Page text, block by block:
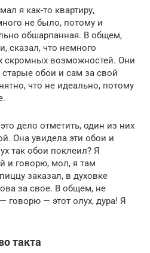
я как-то квартиру,
не было, потому и
обшарпанная. В общем,
сказал, что немного
скромных возможностей. Они
обои и сам за свой
что не идеально, потому
дело отметить, один из них
Она увидела эти обои и
так обои поклеил? Я
и говорю, мол, я там
заказал, в духовке
за свое. В общем, не
говорю — этот олух, дура! Я
такта